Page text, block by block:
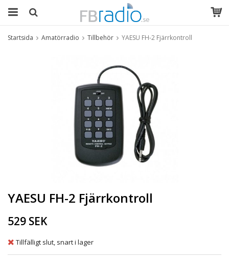
Startsida Amatörradio Tillbehör YAESU FH-2 Fjärrkontroll
YAESU FH-2 Fjärrkontroll
529 SEK
Tillfälligt slut, snart i lager